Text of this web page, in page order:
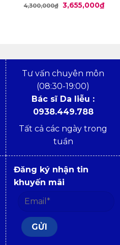
4,300,000₫
Giá
gốc
3,655,000₫Giá
hiện
Tư vấn chuyên môn
(08:30-19:00)
Bác sĩ Da liễu :
0938.449.788
Tất cả các ngày trong
tuần
Đăng ký nhận tin
khuyến mãi